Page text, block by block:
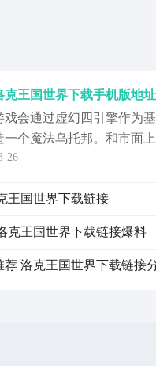
戏会通过虚幻四引擎作为
一个魔法乌托邦。和市面
，这款游戏花了整整4年的
下载，感受一下这个游戏
洛克王国：...
26
王国世界下载链接
克王国世界下载链接爆料
洛克王国世界下载链接